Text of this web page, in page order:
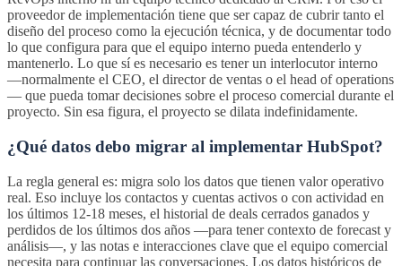
proveedor de implementación tiene que ser capaz de cubrir tanto el
diseño del proceso como la ejecución técnica, y de documentar todo
lo que configura para que el equipo interno pueda entenderlo y
mantenerlo. Lo que sí es necesario es tener un interlocutor interno
—normalmente el CEO, el director de ventas o el head of operations
— que pueda tomar decisiones sobre el proceso comercial durante el
proyecto. Sin esa figura, el proyecto se dilata indefinidamente.
¿Qué datos debo migrar al implementar HubSpot?
La regla general es: migra solo los datos que tienen valor operativo
real. Eso incluye los contactos y cuentas activos o con actividad en
los últimos 12-18 meses, el historial de deals cerrados ganados y
perdidos de los últimos dos años —para tener contexto de forecast y
análisis—, y las notas e interacciones clave que el equipo comercial
necesita para continuar las conversaciones. Los datos históricos de